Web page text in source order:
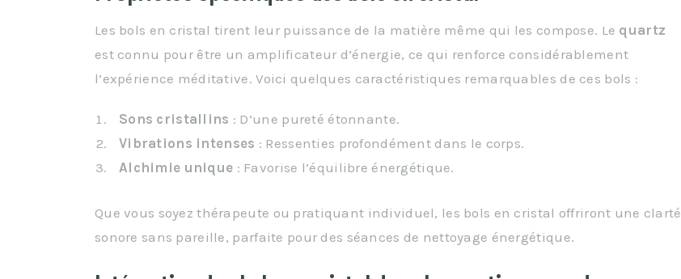
Les bols en cristal tirent leur puissance de la matière même qui les compose. Le quartz
est connu pour être un amplificateur d’énergie, ce qui renforce considérablement
l’expérience méditative. Voici quelques caractéristiques remarquables de ces bols :
Sons cristallins : D’une pureté étonnante.
Vibrations intenses : Ressenties profondément dans le corps.
Alchimie unique : Favorise l’équilibre énergétique.
Que vous soyez thérapeute ou pratiquant individuel, les bols en cristal offriront une clarté
sonore sans pareille, parfaite pour des séances de nettoyage énergétique.